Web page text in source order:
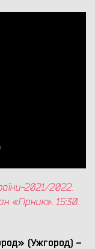
2021/2022.
«Гірник». 15:30.
(Ужгород) –